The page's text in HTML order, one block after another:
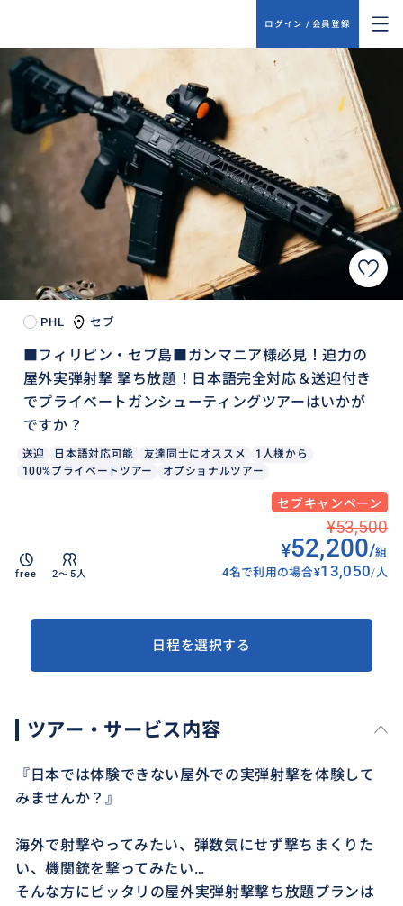
ログイン / 会員登録
PHL セブ
■フィリピン・セブ島■ガンマニア様必見！迫力の
屋外実弾射撃 撃ち放題！日本語完全対応＆送迎付き
でプライベートガンシューティングツアーはいかが
ですか？
送迎 日本語対応可能 友達同士にオススメ
1人様から
100%プライベートツアー
オプショナルツアー
セブキャンペーン
free 2〜5人
¥53,500
¥52,200/組
4名で利用の場合¥13,050/人
日程を選択する
ツアー・サービス内容
『日本では体験できない屋外での実弾射撃を体験して
みませんか？』
海外で射撃やってみたい、弾数気にせず撃ちまくりた
い、機関銃を撃ってみたい…
そんな方にピッタリの屋外実弾射撃撃ち放題プランは